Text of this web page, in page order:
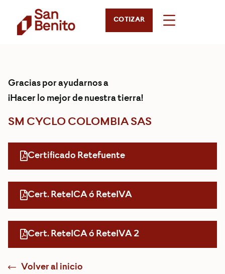
COTIZAR
Gracias por ayudarnos a
¡Hacer lo mejor de nuestra tierra!
SM CYCLO COLOMBIA SAS
Certificado Retefuente
Cert. ReteICA ó ReteIVA
Cert. ReteICA ó ReteIVA 2
Volver al inicio